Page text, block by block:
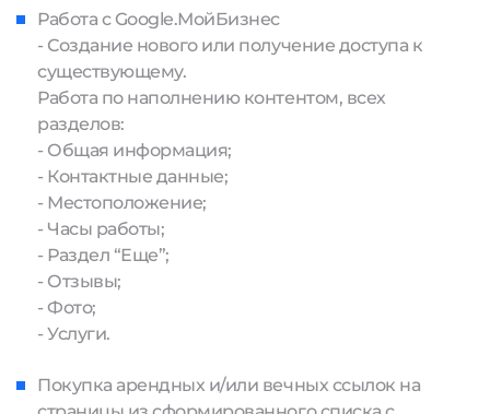
Работа с Google.МойБизнес
- Создание нового или получение доступа к
существующему.
Работа по наполнению контентом, всех
разделов:
- Общая информация;
- Контактные данные;
- Местоположение;
- Часы работы;
- Раздел “Еще”;
- Отзывы;
- Фото;
- Услуги.
Покупка арендных и/или вечных ссылок на